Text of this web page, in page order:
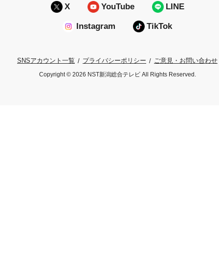
X YouTube LINE
Instagram TikTok
SNSアカウント一覧 プライバシーポリシー ご意見・お問い合わせ
Copyright © 2026 NST新潟総合テレビ All Rights Reserved.